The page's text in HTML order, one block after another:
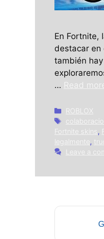
En Fortnite,
destacar en
también
… Read
Categories
ROBLOX
Tags
Fortnite skins,
legalmente,
Leave a